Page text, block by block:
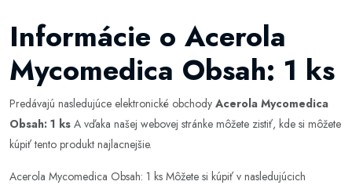
Informácie o Acerola
Mycomedica Obsah: 1 ks
Predávajú nasledujúce elektronické obchody Acerola Mycomedica
Obsah: 1 ks A vďaka našej webovej stránke môžete zistiť, kde si môžete
kúpiť tento produkt najlacnejšie.
Acerola Mycomedica Obsah: 1 ks Môžete si kúpiť v nasledujúcich